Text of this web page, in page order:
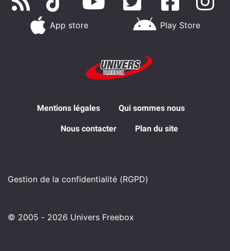
App store Play Store
Mentions légales Qui sommes nous
Nous contacter Plan du site
Gestion de la confidentialité (RGPD)
© 2005 - 2026 Univers Freebox